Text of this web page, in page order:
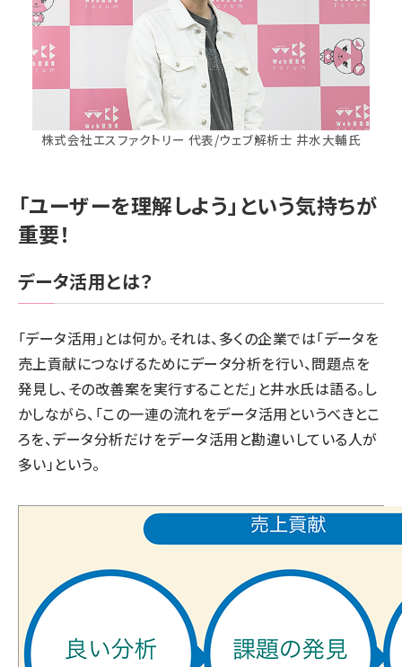
株式会社エスファクトリー 代表/ウェブ解析士 井水大輔氏
「ユーザーを理解しよう」という気持ちが
重要！
データ活用とは？
「データ活用」とは何か。それは、多くの企業では「データを
売上貢献につなげるためにデータ分析を行い、問題点を
発見し、その改善案を実行することだ」と井水氏は語る。し
かしながら、「この一連の流れをデータ活用というべきとこ
ろを、データ分析だけをデータ活用と勘違いしている人が
多い」という。